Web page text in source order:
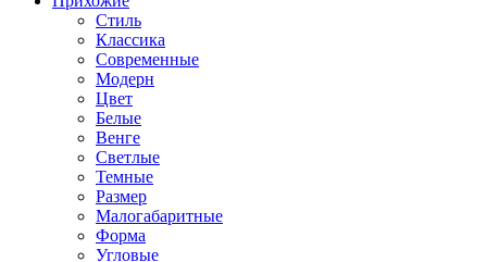
Стиль
Классика
Современные
Модерн
Цвет
Белые
Венге
Светлые
Темные
Размер
Малогабаритные
Форма
Угловые